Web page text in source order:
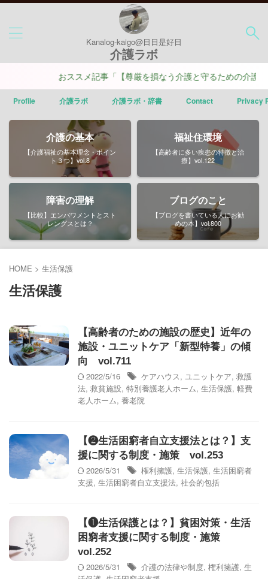
Kanalog-kaigo@日日是好日
介護ラボ
おススメ記事「【尊厳を損なう介護と守るための介護】ポ
Profile 介護ラボ 介護ラボ・辞書 Contact Privacy
介護の基本
【介護福祉の基本理念・ポイン
ト３つ】vol.8
福祉住環境
【高齢者に多い疾患の特徴と治
療】vol.122
障害の理解
【比較】エンパワメントとスト
レングスとは？
ブログのこと
【ブログを書いている人にお勧
めの本】vol.800
HOME > 生活保護
生活保護
【高齢者のための施設の歴史】近年の
施設・ユニットケア「新型特養」の傾
向 vol.711
2022/5/16
ケアハウス, ユニットケア, 救護
法, 救貧施設, 特別養護老人ホーム, 生活保護, 軽費
老人ホーム, 養老院
【❷生活困窮者自立支援法とは？】支
援に関する制度・施策 vol.253
2026/5/31
権利擁護, 生活保護, 生活困窮者
支援, 生活困窮者自立支援法, 社会的包括
【❶生活保護とは？】貧困対策・生活
困窮者支援に関する制度・施策
vol.252
2026/5/31
介護の法律や制度, 権利擁護, 生